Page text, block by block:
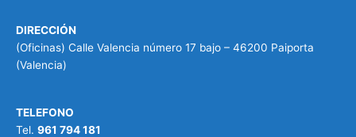
DIRECCIÓN
(Oficinas) Calle Valencia número 17 bajo – 46200 Paiporta
(Valencia)
TELEFONO
Tel. 961 794 181